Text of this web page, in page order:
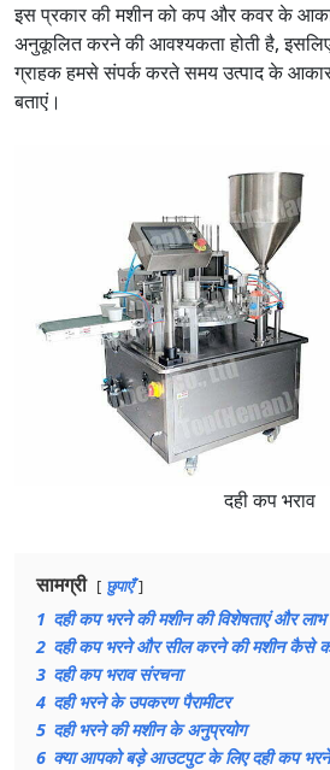
इस प्रकार की मशीन को कप और कवर के
अनुकूलित करने की आवश्यकता होती है, इसलिए
ग्राहक हमसे संपर्क करते समय उत्पाद के आकार
बताएं।
दही कप भराव
सामग्री छुपाएँ
1 दही कप भरने की मशीन की विशेषताएं और लाभ
2 दही कप भरने और सील करने की मशीन कैसे
3 दही कप भराव संरचना
4 दही भरने के उपकरण पैरामीटर
5 दही भरने की मशीन के अनुप्रयोग
6 क्या आपको बड़े आउटपुट के लिए दही कप